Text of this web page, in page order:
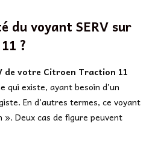
du voyant SERV sur
?
de votre Citroen Traction 11
qui existe, ayant besoin d’un
En d’autres termes, ce voyant
Deux cas de figure peuvent